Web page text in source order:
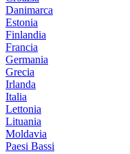
Danimarca
Estonia
Finlandia
Francia
Germania
Grecia
Irlanda
Italia
Lettonia
Lituania
Moldavia
Paesi Bassi